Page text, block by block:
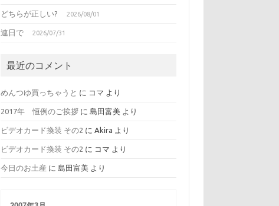
どちらが正しい? 2026/08/01
連日で 2026/07/31
最近のコメント
めんつゆ買っちゃうと に コマ より
2017年 恒例のご挨拶 に島田富美 より
ビデオカード換装 その2 にAkira より
ビデオカード換装 その2 に コマ より
今日のお土産 に島田富美 より